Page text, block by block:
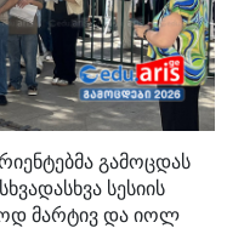
გამოცდას
სესიის
მარტივ და იოლ